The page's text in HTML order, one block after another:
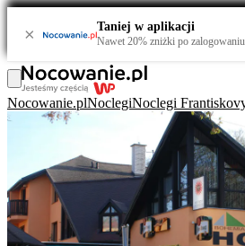
× Taniej w aplikacji
Nawet 20% zniżki po zalogowaniu
Nocowanie.plNoclegiNoclegi